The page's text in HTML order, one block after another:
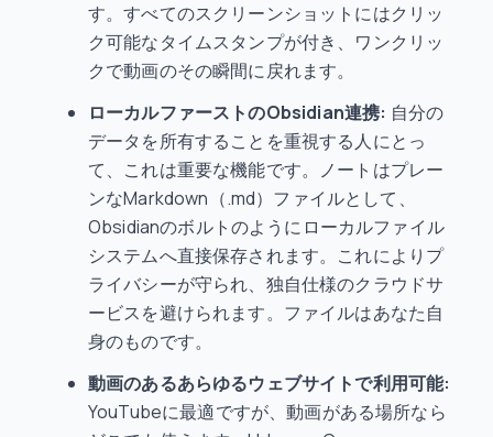
す。すべてのスクリーンショットにはクリッ
ク可能なタイムスタンプが付き、ワンクリッ
クで動画のその瞬間に戻れます。
ローカルファーストのObsidian連携: 自分の
データを所有することを重視する人にとっ
て、これは重要な機能です。ノートはプレー
ンなMarkdown（.md）ファイルとして、
Obsidianのボルトのようにローカルファイル
システムへ直接保存されます。これによりプ
ライバシーが守られ、独自仕様のクラウドサ
ービスを避けられます。ファイルはあなた自
身のものです。
動画のあるあらゆるウェブサイトで利用可能:
YouTubeに最適ですが、動画がある場所なら